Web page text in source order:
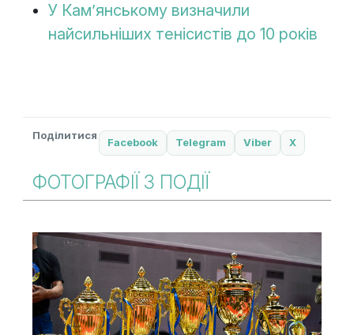
У Кам’янському визначили
найсильніших тенісистів до 10 років
Поділитися
Facebook Telegram Viber X
ФОТОГРАФІЇ З ПОДІЇ